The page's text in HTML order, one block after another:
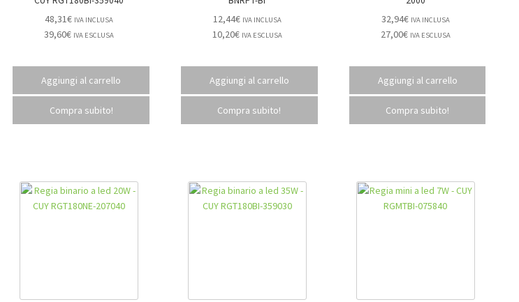
48,31€ IVA INCLUSA
39,60€ IVA ESCLUSA
Aggiungi al carrello
Compra subito!
12,44€ IVA INCLUSA
10,20€ IVA ESCLUSA
Aggiungi al carrello
Compra subito!
32,94€ IVA INCLUSA
27,00€ IVA ESCLUSA
Aggiungi al carrello
Compra subito!